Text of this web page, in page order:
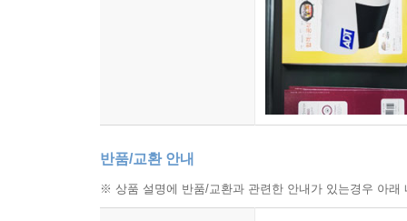
반품/교환 안내
※ 상품 설명에 반품/교환과 관련한 안내가 있는경우 아